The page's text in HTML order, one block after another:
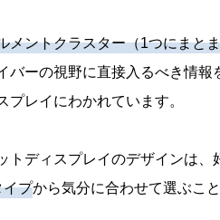
メントクラスター（1つにまと
バーの視野に直接入るべき情
プレイにわかれています。
トディスプレイのデザインは、
イプから気分に合わせて選ぶこと